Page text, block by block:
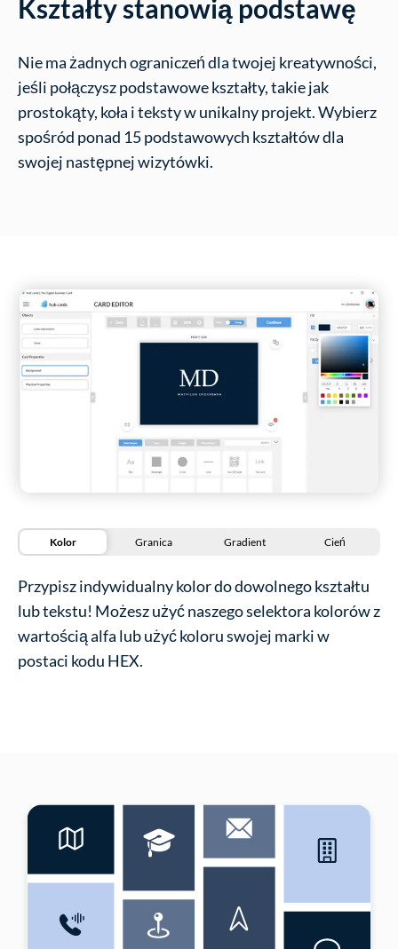
Kształty stanowią podstawę
Nie ma żadnych ograniczeń dla twojej kreatywności,
jeśli połączysz podstawowe kształty, takie jak
prostokąty, koła i teksty w unikalny projekt. Wybierz
spośród ponad 15 podstawowych kształtów dla
swojej następnej wizytówki.
Kolor Granica Gradient Cień
Przypisz indywidualny kolor do dowolnego kształtu
lub tekstu! Możesz użyć naszego selektora kolorów z
wartością alfa lub użyć koloru swojej marki w
postaci kodu HEX.